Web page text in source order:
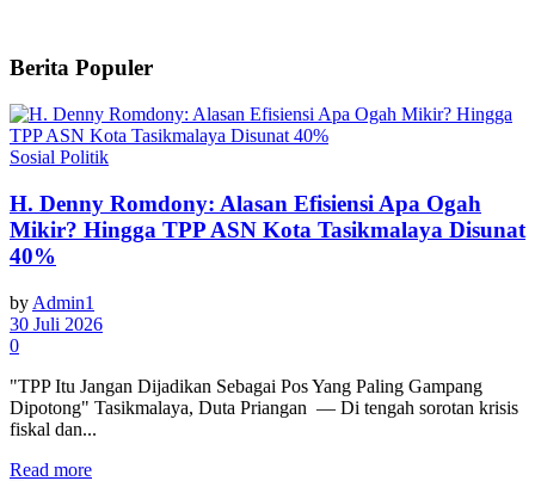
Berita Populer
Sosial Politik
H. Denny Romdony: Alasan Efisiensi Apa Ogah
Mikir? Hingga TPP ASN Kota Tasikmalaya Disunat
40%
by Admin1
30 Juli 2026
0
"TPP Itu Jangan Dijadikan Sebagai Pos Yang Paling Gampang
Dipotong" Tasikmalaya, Duta Priangan — Di tengah sorotan krisis
fiskal dan...
Read more